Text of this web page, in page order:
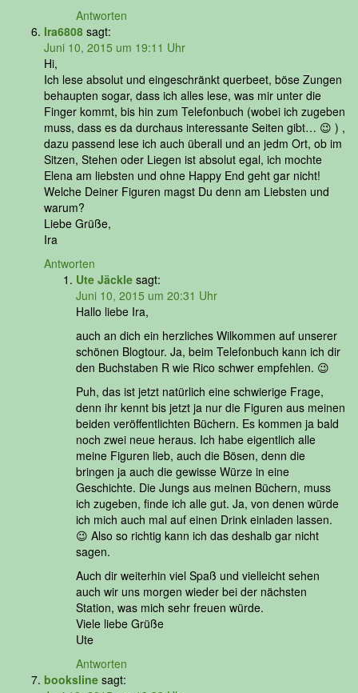
Antworten
Ira6808 sagt:
Juni 10, 2015 um 19:11 Uhr
Hi,
Ich lese absolut und eingeschränkt querbeet, böse Zungen
behaupten sogar, dass ich alles lese, was mir unter die
Finger kommt, bis hin zum Telefonbuch (wobei ich zugeben
muss, dass es da durchaus interessante Seiten gibt… 😉 ) ,
dazu passend lese ich auch überall und an jedm Ort, ob im
Sitzen, Stehen oder Liegen ist absolut egal, ich mochte
Elena am liebsten und ohne Happy End geht gar nicht!
Welche Deiner Figuren magst Du denn am Liebsten und
warum?
Liebe Grüße,
Ira
Antworten
Ute Jäckle sagt:
Juni 10, 2015 um 20:31 Uhr
Hallo liebe Ira,
auch an dich ein herzliches Wilkommen auf unserer
schönen Blogtour. Ja, beim Telefonbuch kann ich dir
den Buchstaben R wie Rico schwer empfehlen. 😉
Puh, das ist jetzt natürlich eine schwierige Frage,
denn ihr kennt bis jetzt ja nur die Figuren aus meinen
beiden veröffentlichten Büchern. Es kommen ja bald
noch zwei neue heraus. Ich habe eigentlich alle
meine Figuren lieb, auch die Bösen, denn die
bringen ja auch die gewisse Würze in eine
Geschichte. Die Jungs aus meinen Büchern, muss
ich zugeben, finde ich alle gut. Ja, von denen würde
ich mich auch mal auf einen Drink einladen lassen.
😉 Also so richtig kann ich das deshalb gar nicht
sagen.
Auch dir weiterhin viel Spaß und vielleicht sehen
auch wir uns morgen wieder bei der nächsten
Station, was mich sehr freuen würde.
Viele liebe Grüße
Ute
Antworten
booksline sagt: